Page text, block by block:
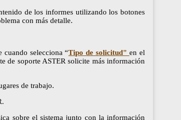
de los informes utilizando los botones
con más detalle.
cuando selecciona “Tipo de solicitud"en el
de soporte ASTER solicite más información
de trabajo.
sobre el sistema junto con la información